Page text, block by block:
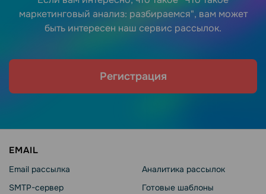
маркетинговый анализ: разбираемся", вам может
быть интересен наш сервис рассылок.
Регистрация
EMAIL
Email рассылка
SMTP-сервер
Аналитика рассылок
Готовые шаблоны